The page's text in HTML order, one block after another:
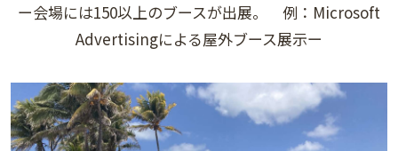
ー会場には150以上のブースが出展。 例：Microsoft
Advertisingによる屋外ブース展示ー